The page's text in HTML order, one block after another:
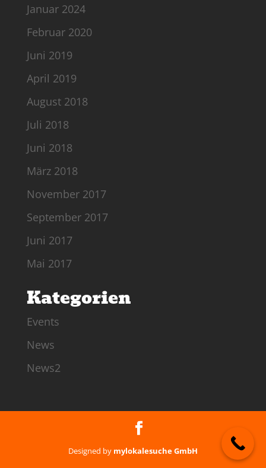
Januar 2024
Februar 2020
Juni 2019
April 2019
August 2018
Juli 2018
Juni 2018
März 2018
November 2017
September 2017
Juni 2017
Mai 2017
Kategorien
Events
News
News2
Designed by mylokalesuche GmbH